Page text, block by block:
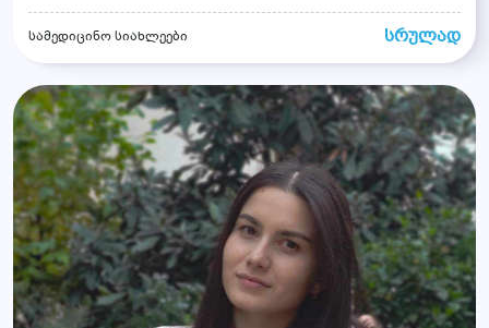
სამედიცინო სიახლეები სრულად